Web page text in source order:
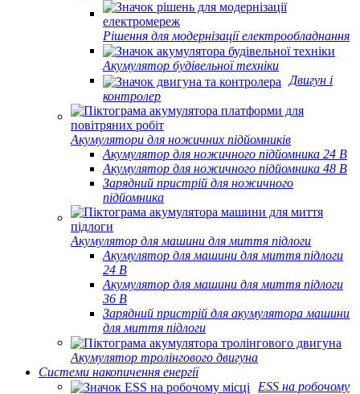
Рішення для модернізації електрообладнання
Акумулятор будівельної техніки
Двигун і
контролер
Акумулятори для ножичних підйомників
Акумулятор для ножичного підйомника 24 В
Акумулятор для ножичного підйомника 48 В
Зарядний пристрій для ножичного
підйомника
Акумулятор для машини для миття підлоги
Акумулятор для машини для миття підлоги
24 В
Акумулятор для машини для миття підлоги
36 В
Зарядний пристрій для акумулятора машини
для миття підлоги
Акумулятор тролінгового двигуна
Системи накопичення енергії
ESS на робочому